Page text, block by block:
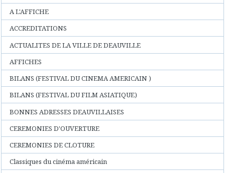
A L'AFFICHE
ACCREDITATIONS
ACTUALITES DE LA VILLE DE DEAUVILLE
AFFICHES
BILANS (FESTIVAL DU CINEMA AMERICAIN )
BILANS (FESTIVAL DU FILM ASIATIQUE)
BONNES ADRESSES DEAUVILLAISES
CEREMONIES D'OUVERTURE
CEREMONIES DE CLOTURE
Classiques du cinéma américain